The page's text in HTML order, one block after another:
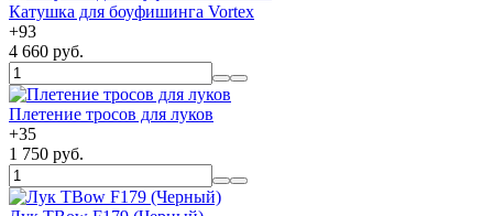
Катушка для боуфишинга Vortex
+93
4 660 руб.
Плетение тросов для луков
+35
1 750 руб.